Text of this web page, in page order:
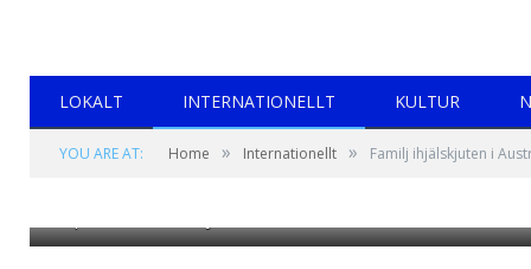
LOKALT INTERNATIONELLT KULTUR
YOU ARE AT: Home » Internationellt » Familj ihjälskjuten i